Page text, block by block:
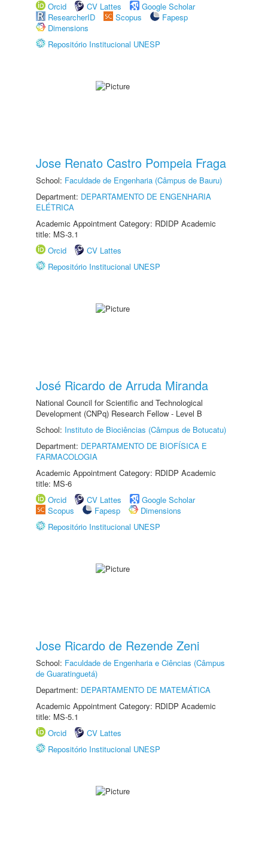
Orcid
CV Lattes
Google Scholar
ResearcherID
Scopus
Fapesp
Dimensions
Repositório Institucional UNESP
Jose Renato Castro Pompeia Fraga
School: Faculdade de Engenharia (Câmpus de Bauru)
Department: DEPARTAMENTO DE ENGENHARIA
ELÉTRICA
Academic Appointment Category: RDIDP Academic
title: MS-3.1
Orcid
CV Lattes
Repositório Institucional UNESP
José Ricardo de Arruda Miranda
National Council for Scientific and Technological
Development (CNPq) Research Fellow - Level B
School: Instituto de Biociências (Câmpus de Botucatu)
Department: DEPARTAMENTO DE BIOFÍSICA E
FARMACOLOGIA
Academic Appointment Category: RDIDP Academic
title: MS-6
Orcid
CV Lattes
Google Scholar
Scopus
Fapesp
Dimensions
Repositório Institucional UNESP
Jose Ricardo de Rezende Zeni
School: Faculdade de Engenharia e Ciências (Câmpus
de Guaratinguetá)
Department: DEPARTAMENTO DE MATEMÁTICA
Academic Appointment Category: RDIDP Academic
title: MS-5.1
Orcid
CV Lattes
Repositório Institucional UNESP